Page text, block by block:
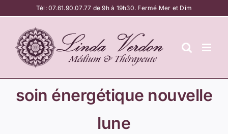
au
contenu
Tél:07.61.90.07.77 de 9h à 19h30. Fermé Mer et Dim
soin énergétique nouvelle
lune